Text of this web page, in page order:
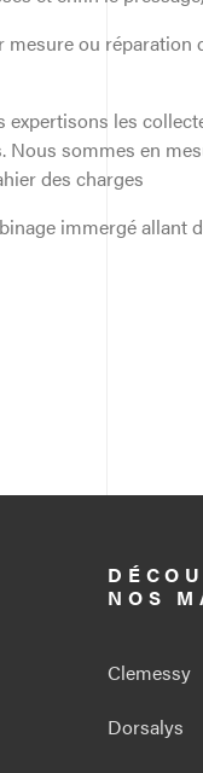
ou
les
sommes en
des charges
immergé allant
NOS
Clemessy
Dorsalys